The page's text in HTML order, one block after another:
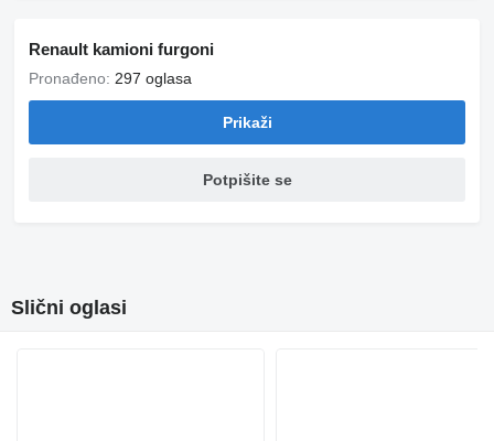
Renault kamioni furgoni
Pronađeno: 297 oglasa
Prikaži
Potpišite se
Slični oglasi